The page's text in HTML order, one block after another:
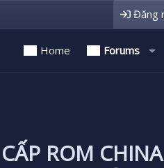
Đăng
Home Forums
ROM